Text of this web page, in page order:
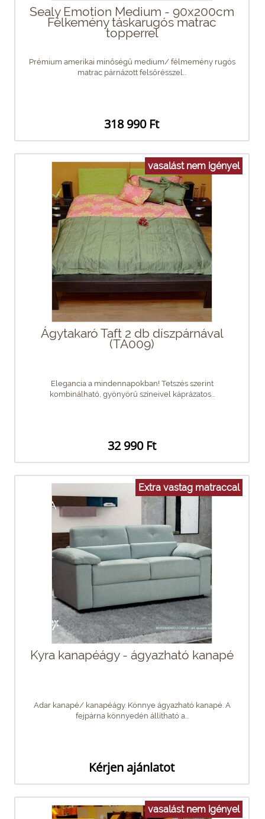
Sealy Emotion Medium - 90x200cm
Félkemény táskarugós matrac
topperrel
Prémium amerikai minőségű medium/ félmemény rugós
matrac párnázott felsőrésszel...
318 990 Ft
vasalást nem igényel
Ágytakaró Taft 2 db díszpárnával
(TA009)
Elegancia a mindennapokban! Tetszés szerint
kombinálható, gyönyörű színeivel káprázatos...
32 990 Ft
Extra vastag matraccal
Kyra kanapéágy - ágyazható kanapé
Adar kanapé/ kanapéágy. Könnye ágyazható kanapé. A
fejpárna könnyedén állítható a...
Kérjen ajánlatot
vasalást nem igényel